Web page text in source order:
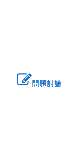
問題討論